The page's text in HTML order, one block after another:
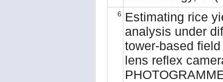
6
Estimating rice
analysis under
tower-based
lens reflex